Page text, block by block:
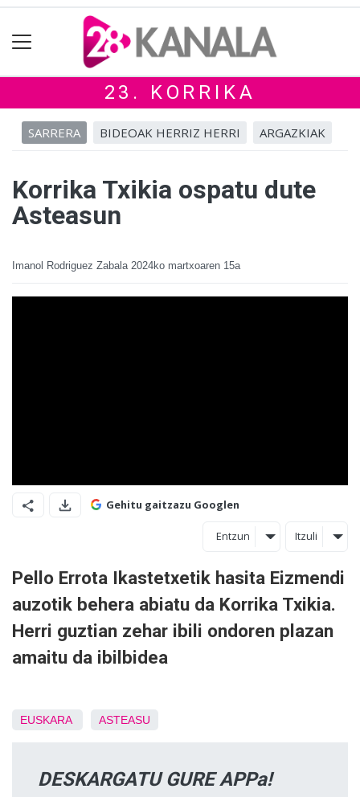
23. KORRIKA
SARRERA BIDEOAK HERRIZ HERRI ARGAZKIAK
Korrika Txikia ospatu dute
Asteasun
Imanol Rodriguez Zabala 2024ko martxoaren 15a
Gehitu gaitzazu Googlen
Entzun Itzuli
Pello Errota Ikastetxetik hasita Eizmendi
auzotik behera abiatu da Korrika Txikia.
Herri guztian zehar ibili ondoren plazan
amaitu da ibilbidea
EUSKARA ASTEASU
DESKARGATU GURE APPa!